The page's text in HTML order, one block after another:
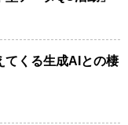
てくる生成AIとの棲